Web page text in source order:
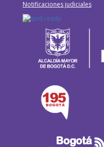
Notificaciones judiciales